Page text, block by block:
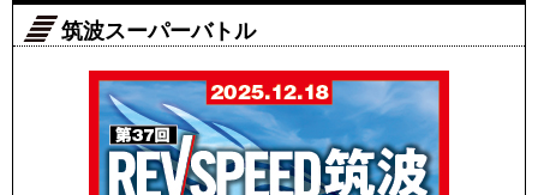
筑波スーパーバトル